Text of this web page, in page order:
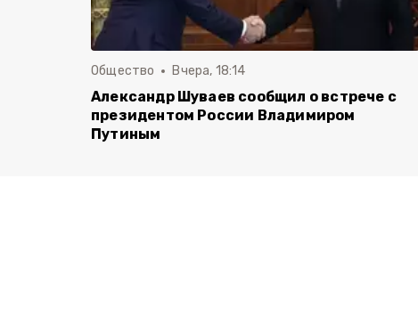
Общество Вчера, 18:14
Александр Шуваев сообщил о встрече с
президентом России Владимиром
Путиным